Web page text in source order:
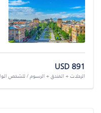
USD 891
الرحلات + الفندق + الرسوم / للشخص